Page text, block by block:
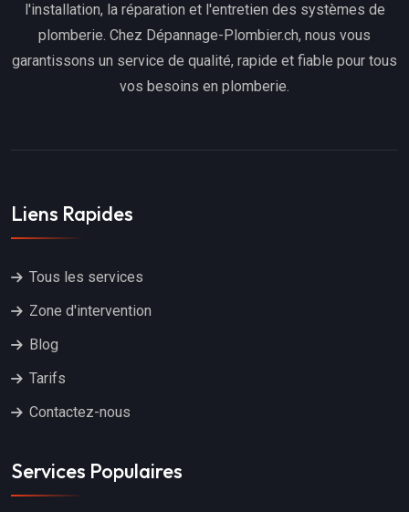
l'installation, la réparation et l'entretien des systèmes de
plomberie. Chez Dépannage-Plombier.ch, nous vous
garantissons un service de qualité, rapide et fiable pour tous
vos besoins en plomberie.
Liens Rapides
Tous les services
Zone d'intervention
Blog
Tarifs
Contactez-nous
Services Populaires